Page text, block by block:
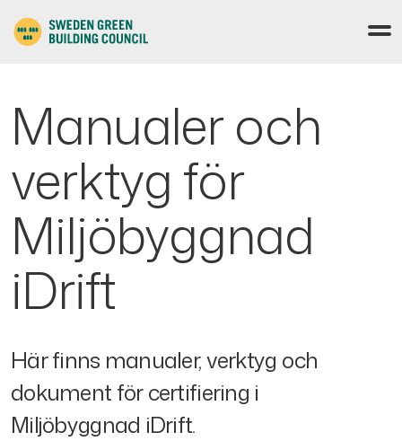
Manualer och
verktyg för
Miljöbyggnad
iDrift
Här finns manualer, verktyg och
dokument för certifiering i
Miljöbyggnad iDrift.